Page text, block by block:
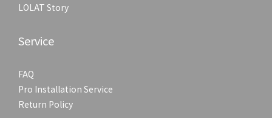
LOLAT Story
Service
FAQ
Pro Installation Service
Return Policy